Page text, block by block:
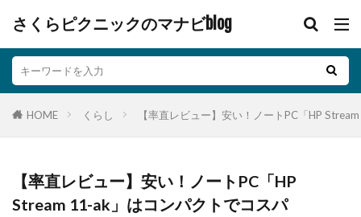
さくらピクニックのマナビblog
HOME くらし 【率直レビュー】安い！ノートPC「HP
【率直レビュー】安い！ノートPC「HP
Stream 11-ak」はコンパクトでコスパ